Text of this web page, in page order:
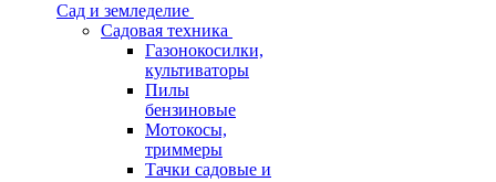
Сад и земледелие
Садовая техника
Газонокосилки,
культиваторы
Пилы
бензиновые
Мотокосы,
триммеры
Тачки садовые и